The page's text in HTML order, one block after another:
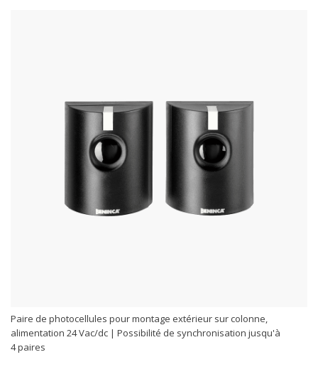
Paire de photocellules pour montage extérieur sur colonne,
alimentation 24 Vac/dc | Possibilité de synchronisation jusqu'à
4 paires